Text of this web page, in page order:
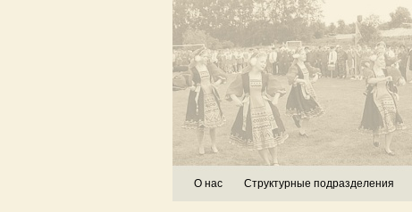
О нас Структурные подразделения